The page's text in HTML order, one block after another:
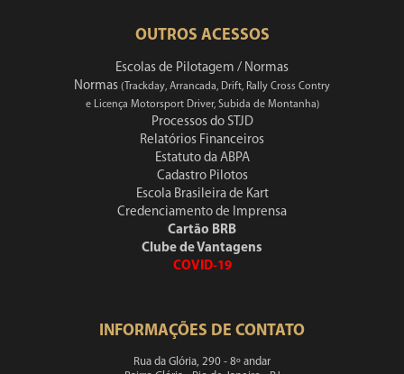
OUTROS ACESSOS
Escolas de Pilotagem / Normas
Normas (Trackday, Arrancada, Drift, Rally Cross Contry
e Licença Motorsport Driver, Subida de Montanha)
Processos do STJD
Relatórios Financeiros
Estatuto da ABPA
Cadastro Pilotos
Escola Brasileira de Kart
Credenciamento de Imprensa
Cartão BRB
Clube de Vantagens
COVID-19
INFORMAÇÕES DE CONTATO
Rua da Glória, 290 - 8º andar